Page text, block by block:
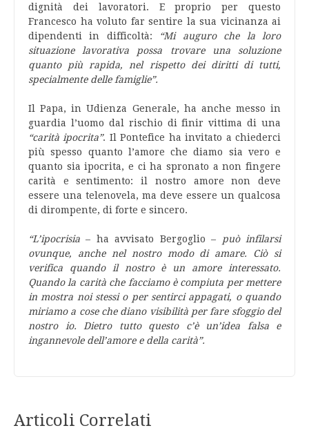
dignità dei lavoratori. E proprio per questo
Francesco ha voluto far sentire la sua vicinanza ai
dipendenti in difficoltà:
“Mi auguro che la loro
situazione lavorativa possa trovare una soluzione
quanto più rapida, nel rispetto dei diritti di tutti,
specialmente delle famiglie”.
Il Papa, in Udienza Generale, ha anche messo in
guardia l’uomo dal rischio di finir vittima di una
“carità ipocrita”. Il Pontefice ha invitato a chiederci
più spesso quanto l’amore che diamo sia vero e
quanto sia ipocrita, e ci ha spronato a non fingere
carità e sentimento: il nostro amore non deve
essere una telenovela, ma deve essere un qualcosa
di dirompente, di forte e sincero.
“L’ipocrisia – ha avvisato Bergoglio – può infilarsi
ovunque, anche nel nostro modo di amare. Ciò si
verifica quando il nostro è un amore interessato.
Quando la carità che facciamo è compiuta per mettere
in mostra noi stessi o per sentirci appagati, o quando
miriamo a cose che diano visibilità per fare sfoggio del
nostro io. Dietro tutto questo c’è un’idea falsa e
ingannevole dell’amore e della carità”.
Articoli Correlati